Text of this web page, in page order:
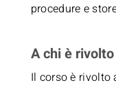
procedure e
A chi è rivolto
Il corso è